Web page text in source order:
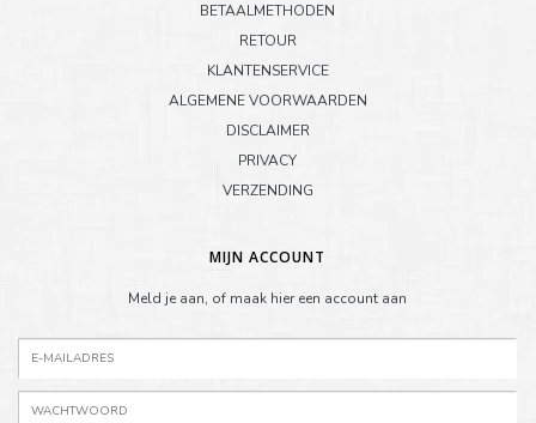
BETAALMETHODEN
RETOUR
KLANTENSERVICE
ALGEMENE VOORWAARDEN
DISCLAIMER
PRIVACY
VERZENDING
MIJN ACCOUNT
Meld je aan, of maak hier een account aan